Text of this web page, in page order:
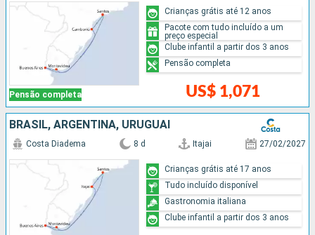
Pensão completa US$ 1,071
Crianças grátis até 12 anos
Pacote com tudo incluído a um
preço especial
Clube infantil a partir dos 3 anos
Pensão completa
BRASIL, ARGENTINA, URUGUAI
Costa Diadema 8 d Itajai 27/02/2027
Crianças grátis até 17 anos
Tudo incluído disponível
Gastronomia italiana
Clube infantil a partir dos 3 anos